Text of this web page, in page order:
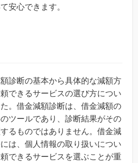
安心できます。
診断の基本から具体的な減額方
できるサービスの選び方につい
。借金減額診断は、借金減額の
ツールであり、診断結果がその
るものではありません。借金減
は、個人情報の取り扱いについ
できるサービスを選ぶことが重